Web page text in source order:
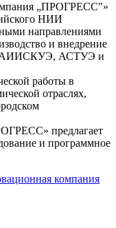
„ПРОГРЕСС"»
НИИ
направлениями
и внедрение
АИИСКУЭ, АСТУЭ и
работы в
отраслях,
предлагает
и программное
компания